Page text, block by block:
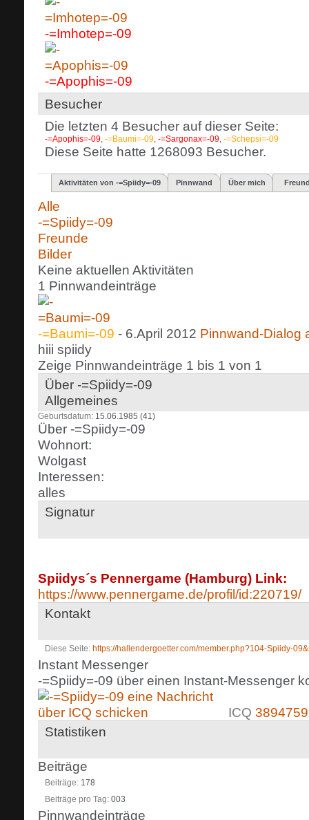
-=Imhotep=-09
-=Apophis=-09
Besucher
Die letzten 4 Besucher auf dieser Seite:
-=Apophis=-09, -=Baumi=-09, -=Sargonax=-09, -=Schepsi=-09
Diese Seite hatte 1268093 Besucher.
Aktivitäten von -=Spiidy=-09 Pinnwand Über mich
Alle
-=Spiidy=-09
Freunde
Bilder
Keine aktuellen Aktivitäten
1 Pinnwandeinträge
-=Baumi=-09 - 6.April 2012 Pinnwand-Dialog
hiii spiidy
Zeige Pinnwandeinträge 1 bis 1 von 1
Über -=Spiidy=-09
Allgemeines
Geburtsdatum 15.06.1985 (41)
Über -=Spiidy=-09
Wohnort:
Wolgast
Interessen:
alles
Signatur
Spiidys´s Pennergame (Hamburg) Link:
https://www.pennergame.de/profil/id:220719/
Kontakt
Diese Seite https://hallendergoetter.com/member.php?104-Spiidy-
Instant Messenger
-=Spiidy=-09 über einen Instant-Messenger
ICQ
Statistiken
Beiträge
Beiträge 178
Beiträge pro Tag 003
Pinnwandeinträge